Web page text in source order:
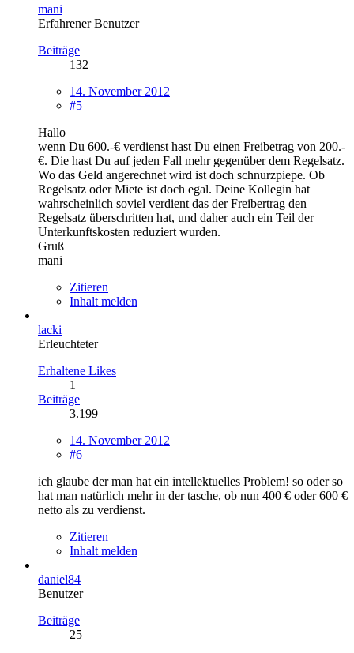
mani
Erfahrener Benutzer
Beiträge
132
14. November 2012
#5
Hallo
wenn Du 600.-€ verdienst hast Du einen Freibetrag von 200.-
€. Die hast Du auf jeden Fall mehr gegenüber dem Regelsatz.
Wo das Geld angerechnet wird ist doch schnurzpiepe. Ob
Regelsatz oder Miete ist doch egal. Deine Kollegin hat
wahrscheinlich soviel verdient das der Freibertrag den
Regelsatz überschritten hat, und daher auch ein Teil der
Unterkunftskosten reduziert wurden.
Gruß
mani
Zitieren
Inhalt melden
lacki
Erleuchteter
Erhaltene Likes
1
Beiträge
3.199
14. November 2012
#6
ich glaube der man hat ein intellektuelles Problem! so oder so
hat man natürlich mehr in der tasche, ob nun 400 € oder 600 €
netto als zu verdienst.
Zitieren
Inhalt melden
daniel84
Benutzer
Beiträge
25